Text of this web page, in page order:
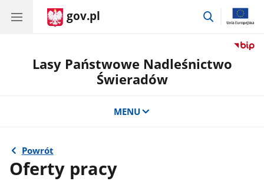
gov.pl
przejdź
Lasy Państwowe Nadleśnictwo
Świeradów
MENU
Powrót
Oferty pracy